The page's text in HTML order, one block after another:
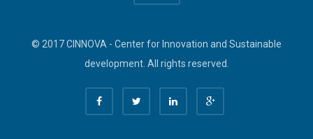
© 2017 CINNOVA - Center for Innovation and Sustainable
development. All rights reserved.